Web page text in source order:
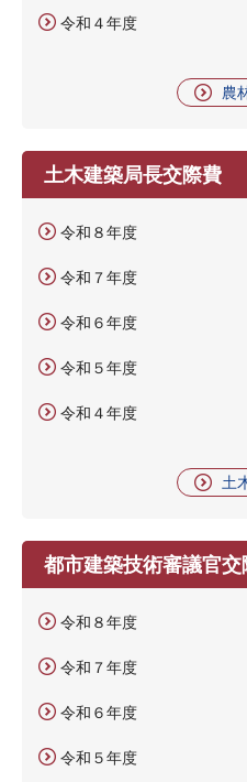
令和４年度
農
土木建築局長交際費
令和８年度
令和７年度
令和６年度
令和５年度
令和４年度
土
都市建築技術審議官交
令和８年度
令和７年度
令和６年度
令和５年度